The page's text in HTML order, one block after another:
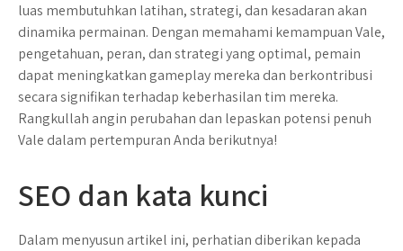
luas membutuhkan latihan, strategi, dan kesadaran akan
dinamika permainan. Dengan memahami kemampuan Vale,
pengetahuan, peran, dan strategi yang optimal, pemain
dapat meningkatkan gameplay mereka dan berkontribusi
secara signifikan terhadap keberhasilan tim mereka.
Rangkullah angin perubahan dan lepaskan potensi penuh
Vale dalam pertempuran Anda berikutnya!
SEO dan kata kunci
Dalam menyusun artikel ini, perhatian diberikan kepada